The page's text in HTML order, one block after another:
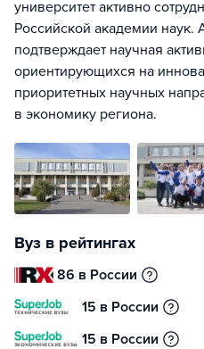
университет активно
Российской академии наук.
подтверждает научная
ориентирующихся на
приоритетных научных
в экономику региона.
Вуз в рейтингах
86 в России
15 в России
15 в России